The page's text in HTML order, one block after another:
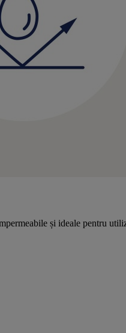
și ideale pentru